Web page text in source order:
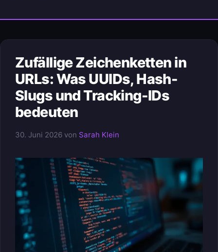
Zufällige Zeichenketten in
URLs: Was UUIDs, Hash-
Slugs und Tracking-IDs
bedeuten
30. Juni 2026 von Sarah Klein